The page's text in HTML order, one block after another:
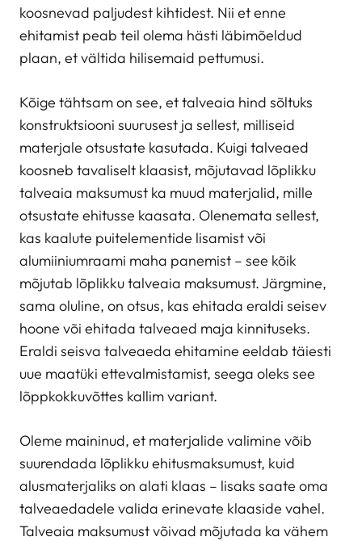
koosnevad paljudest kihtidest. Nii et enne
ehitamist peab teil olema hästi läbimõeldud
plaan, et vältida hilisemaid pettumusi.
Kõige tähtsam on see, et talveaia hind sõltuks
konstruktsiooni suurusest ja sellest, milliseid
materjale otsustate kasutada. Kuigi talveaed
koosneb tavaliselt klaasist, mõjutavad lõplikku
talveaia maksumust ka muud materjalid, mille
otsustate ehitusse kaasata. Olenemata sellest,
kas kaalute puitelementide lisamist või
alumiiniumraami maha panemist – see kõik
mõjutab lõplikku talveaia maksumust. Järgmine,
sama oluline, on otsus, kas ehitada eraldi seisev
hoone või ehitada talveaed maja kinnituseks.
Eraldi seisva talveaeda ehitamine eeldab täiesti
uue maatüki ettevalmistamist, seega oleks see
lõppkokkuvõttes kallim variant.
Oleme maininud, et materjalide valimine võib
suurendada lõplikku ehitusmaksumust, kuid
alusmaterjaliks on alati klaas – lisaks saate oma
talveaedadele valida erinevate klaaside vahel.
Talveaia maksumust võivad mõjutada ka vähem